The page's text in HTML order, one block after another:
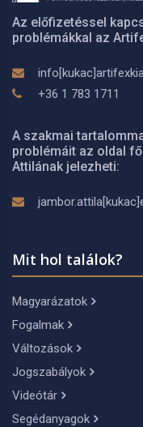
Az előfizetéssel
problémákkal az
+36 1 783 1711
A szakmai
problémáit az oldal
Attilának jelezheti:
Mit hol találok?
Magyarázatok
Fogalmak
Változások
Jogszabályok
Videótár
Segédanyagok